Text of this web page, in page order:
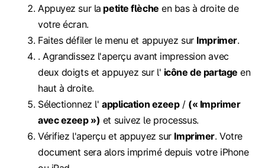
Appuyez sur la petite flèche en bas à droite de
votre écran.
Faites défiler le menu et appuyez sur Imprimer.
. Agrandissez l'aperçu avant impression avec
deux doigts et appuyez sur l' icône de partage en
haut à droite.
Sélectionnez l' application ezeep/ (« Imprimer
avec ezeep ») et suivez le processus.
Vérifiez l'aperçu et appuyez sur Imprimer. Votre
document sera alors imprimé depuis votre iPhone